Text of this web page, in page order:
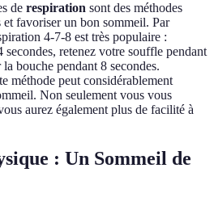
de respiration sont des méthodes
et favoriser un bon sommeil. Par
4-7-8 est très populaire :
retenez votre souffle pendant
bouche pendant 8 secondes.
méthode peut considérablement
Non seulement vous vous
aurez également plus de facilité à
: Un Sommeil de